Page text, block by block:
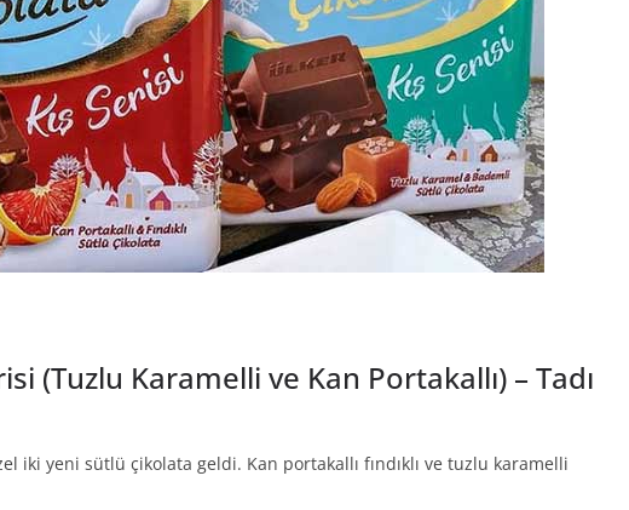
(Tuzlu Karamelli ve Kan Portakallı) – Tadı
iki yeni sütlü çikolata geldi. Kan portakallı fındıklı ve tuzlu karamelli